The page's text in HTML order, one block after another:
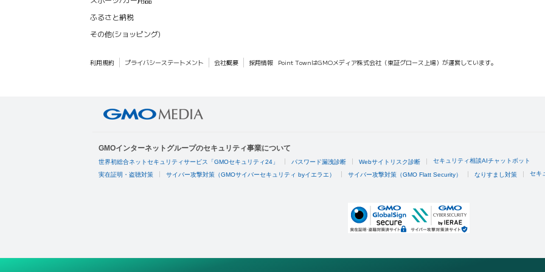
ふるさと納税
その他(ショッピング)
利用規約 プライバシーステートメント 会社概要 採用情報 Point TownはGMOメディア株式会社（東証グロース上場）が運営しています。
GMOインターネットグループのセキュリティ事業について
世界初総合ネットセキュリティサービス「GMOセキュリティ24」 パスワード漏洩診断 Webサイトリスク診断 セキュリティ相談AIチャットボット
実在証明・盗聴対策 サイバー攻撃対策（GMOサイバーセキュリティ byイエラエ） サイバー攻撃対策（GMO Flatt Security） なりすまし対策 セキ